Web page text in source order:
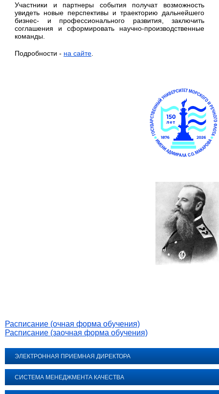
Участники и партнеры события получат возможность
увидеть новые перспективы и траекторию дальнейшего
бизнес- и профессионального развития, заключить
соглашения и сформировать научно-производственные
команды.
Подробности - на сайте
Расписание (очная форма обучения)
Расписание (заочная форма обучения)
ЭЛЕКТРОННАЯ ПРИЕМНАЯ ДИРЕКТОРА
СИСТЕМА МЕНЕДЖМЕНТА КАЧЕСТВА